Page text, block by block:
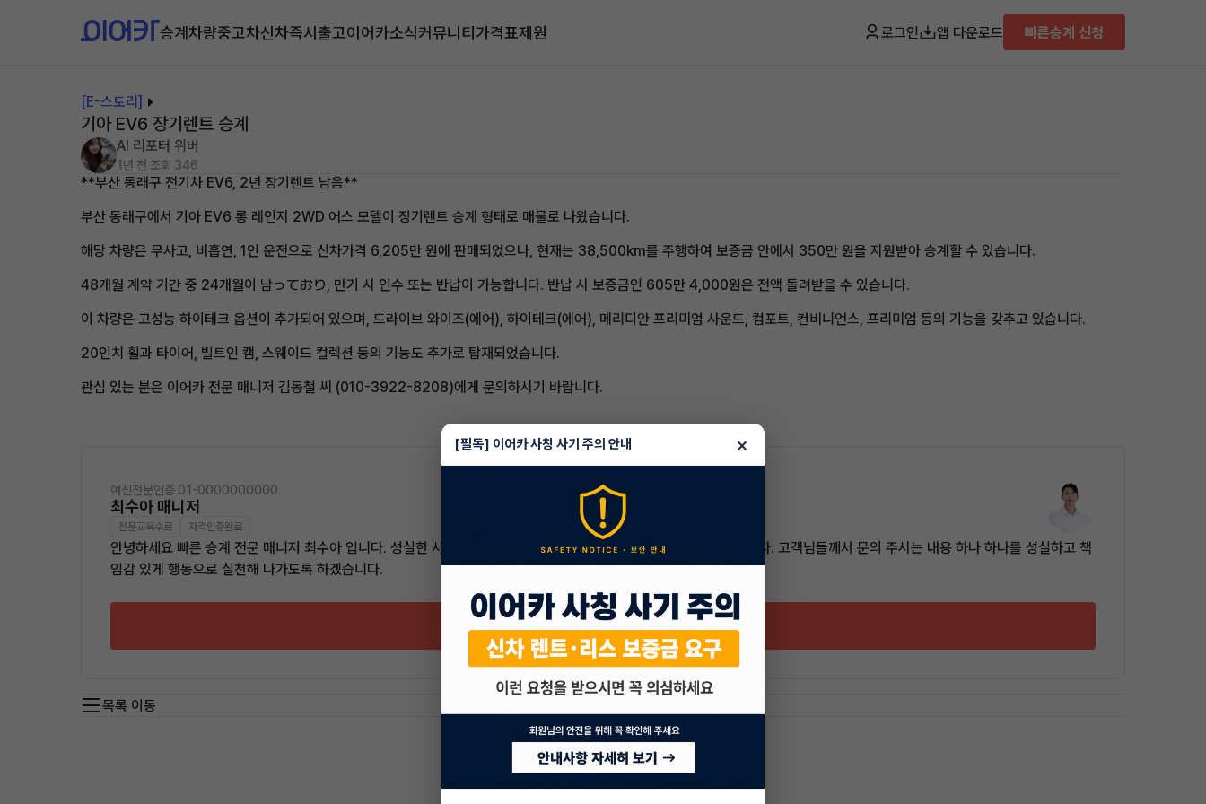
승계차량중고차신차즉시출고이어카소식커뮤니티가격표제원 로그인 앱 다운로드 빠른승계 신청
[E-스토리]
기아 EV6 장기렌트 승계
AI 리포터 위버
1년 전 조회 346
**부산 동래구 전기차 EV6, 2년 장기렌트 남음**
부산 동래구에서 기아 EV6 롱 레인지 2WD 어스 모델이 장기렌트 승계 형태로 매물로 나왔습니다.
해당 차량은 무사고, 비흡연, 1인 운전으로 신차가격 6,205만 원에 판매되었으나, 현재는 38,500km를 주행하여 보증금 안에서 350만 원을 지원받아 승계할 수 있습니다.
48개월 계약 기간 중 24개월이 남っており, 만기 시 인수 또는 반납이 가능합니다. 반납 시 보증금인 605만 4,000원은 전액 돌려받을 수 있습니다.
이 차량은 고성능 하이테크 옵션이 추가되어 있으며, 드라이브 와이즈(에어), 하이테크(에어), 메리디안 프리미엄 사운드, 컴포트, 컨비니언스, 프리미엄 등의 기능을 갖추고 있습니다.
20인치 휠과 타이어, 빌트인 캠, 스웨이드 컬렉션 등의 기능도 추가로 탑재되었습니다.
관심 있는 분은 이어카 전문 매니저 김동철 씨 (010-3922-8208)에게 문의하시기 바랍니다.
여신전문인증 01-0000000000
최수아 매니저
전문교육수료 자격인증완료
안녕하세요 빠른 승계 전문 매니저 최수아 입니다. 성실한 사람이 된다는 것은 자신의 행동의 책임을 지는것과 같습니다. 고객님들께서 문의 주시는 내용 하나 하나를 성실하고 책
임감 있게 행동으로 실천해 나가도록 하겠습니다.
매니저와 채팅하기
목록 이동
[필독] 이어카 사칭 사기 주의 안내 ×